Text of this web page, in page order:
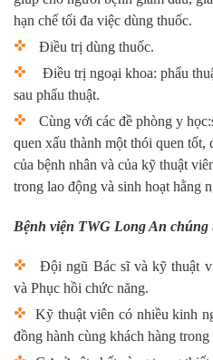
hạn chế tối đa việc dùng thuốc.
Điều trị dùng thuốc.
Điều trị ngoại khoa: phẩu
sau phẩu thuật.
Cùng với các đề phòng y
quen xấu thành một thói quen
của bệnh nhân và của kỹ thuật
trong lao động và sinh hoạt hằng
Bệnh viện TWG Long An chúng
Đội ngũ Bác sĩ và kỹ thuật
và Phục hồi chức năng.
Kỹ thuật viên có nhiều kinh
đồng hành cùng khách hàng